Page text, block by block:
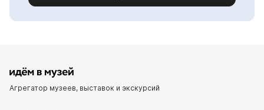
Агрегатор музеев, выставок и экскурсий